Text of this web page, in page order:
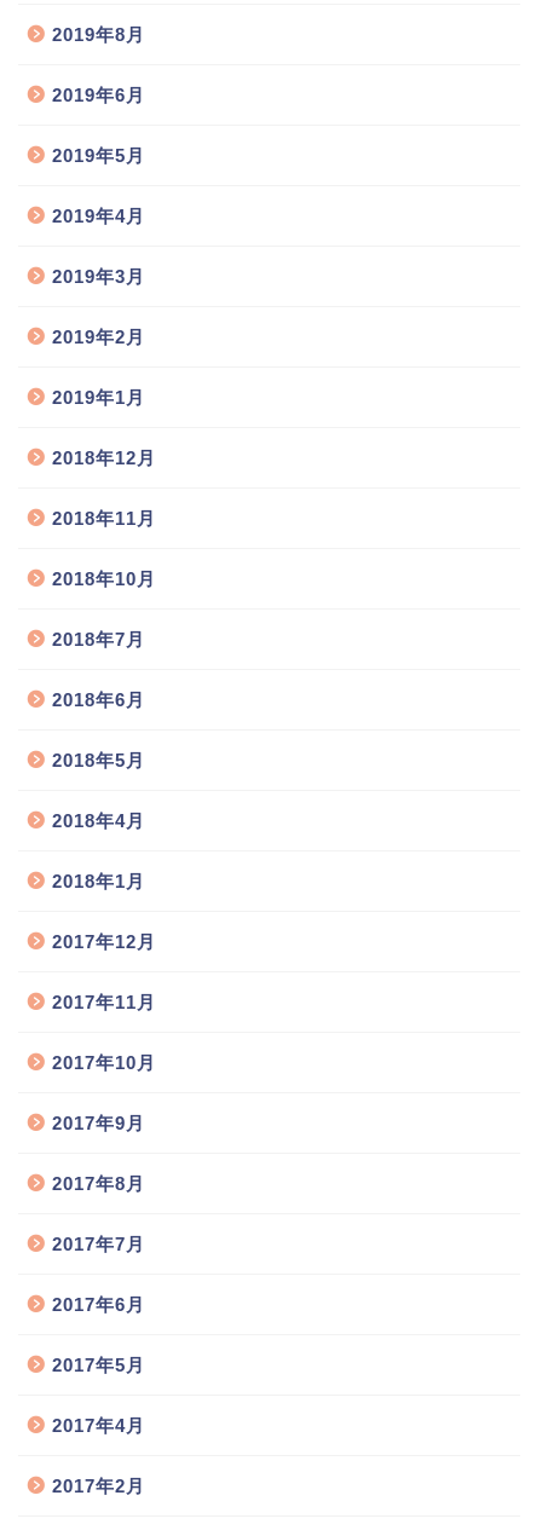
2019年8月
2019年6月
2019年5月
2019年4月
2019年3月
2019年2月
2019年1月
2018年12月
2018年11月
2018年10月
2018年7月
2018年6月
2018年5月
2018年4月
2018年1月
2017年12月
2017年11月
2017年10月
2017年9月
2017年8月
2017年7月
2017年6月
2017年5月
2017年4月
2017年2月